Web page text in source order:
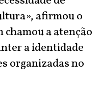
afirmou o
a atenção
a identidade
organizadas no